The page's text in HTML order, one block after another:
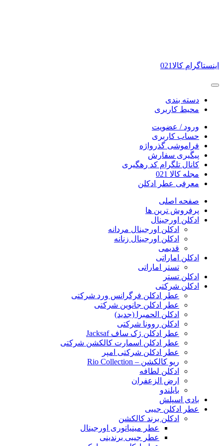
اینستاگرام کالا021
دسته بندی
محیط کاربری
ورود / عضویت
حساب کاربری
فراموشی گذرواژه
پیگیری سفارش
کانال تلگرام کد رهگیری
مجله کالا 021
معرفی عطر ادکلن
صفحه اصلی
پرفروش ترین ها
ادکلن اورجینال
ادکلن اورجینال مردانه
ادکلن اورجینال زنانه
قدیمی
ادکلن اماراتی
تستر اماراتی
ادکلن تستر
ادکلن شرکتی
عطر ادکلن فرگرانس ورد شرکتی
عطر ادکلن جانوین شرکتی
ادکلن الحمبرا (جدید)
ادکلن روونا شرکتی
عطر ادکلن ژک‌ ساف Jacksaf
عطر ادکلن اسمارت کالکشن شرکتی
عطر ادکلن شرکتی امپر
ریو کالکشن – Rio Collection
ادکلن لطافه
ارض الزعفران
بایلندو
بادی اسپلش
عطر ادکلن جیبی
ادکلن برند کالکشن
عطر مینیاتوری اورجینال
عطر جیبی برندینی